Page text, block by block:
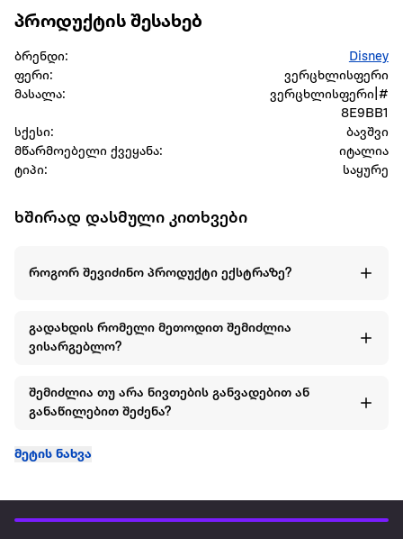
პროდუქტის შესახებ
ბრენდი:
Disney
ფერი:
ვერცხლისფერი
მასალა:
ვერცხლისფერი|#
8E9BB1
სქესი:
ბავშვი
მწარმოებელი ქვეყანა:
იტალია
ტიპი:
საყურე
ხშირად დასმული კითხვები
როგორ შევიძინო პროდუქტი ექსტრაზე?
გადახდის რომელი მეთოდით შემიძლია
ვისარგებლო?
შემიძლია თუ არა ნივთების განვადებით ან
განაწილებით შეძენა?
მეტის ნახვა